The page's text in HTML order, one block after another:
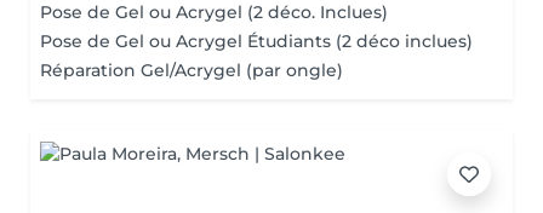
Pose de Gel ou Acrygel (2 déco. Inclues)
Pose de Gel ou Acrygel Étudiants (2 déco inclues)
Réparation Gel/Acrygel (par ongle)